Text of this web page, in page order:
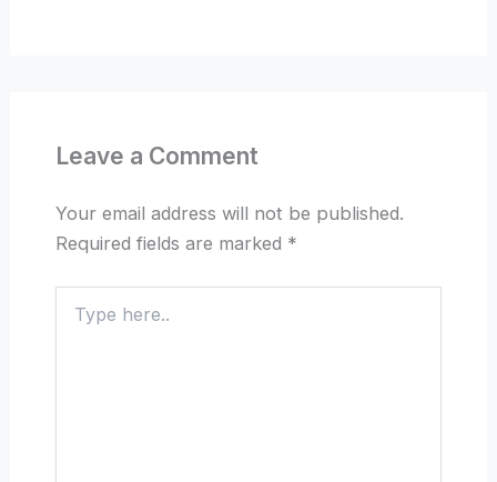
Leave a Comment
Your email address will not be published.
Required fields are marked *
here..